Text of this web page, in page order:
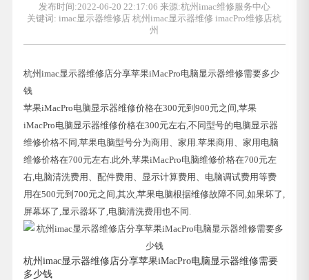
发布时间:2022-06-20 22:17:06 来源:杭州imac维修服务中心
关键词: imac显示器维修店 杭州imac显示器维修 imacPro维修店杭
州
杭州imac显示器维修店分享苹果iMacPro电脑显示器维修需要多少
钱
苹果iMacPro电脑显示器维修价格在300元到900元之间,苹果
iMacPro电脑显示器维修价格在300元左右,不同型号的电脑显示器
维修价格不同,苹果电脑型号分为商用、家用.苹果商用、家用电脑
维修价格在700元左右.此外,苹果iMacPro电脑维修价格在700元左
右,电脑清洗费用、配件费用、显示计算费用、电脑调试费用等费
用在500元到700元之间,其次,苹果电脑根据维修故障不同,如果坏了,
屏幕坏了,显示器坏了,电脑清洗费用也不同.
杭州imac显示器维修店分享苹果iMacPro电脑显示器维修需要
多少钱